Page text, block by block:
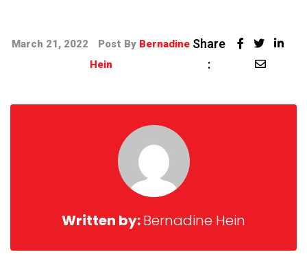
March 21, 2022 Post By Bernadine
Hein
Share
:
Written by:Bernadine Hein